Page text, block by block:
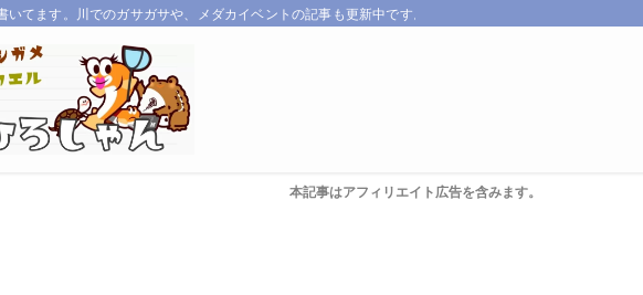
てます。川でのガサガサや、メダカイベントの記事も更新中です。
本記事はアフィリエイト広告を含みます。